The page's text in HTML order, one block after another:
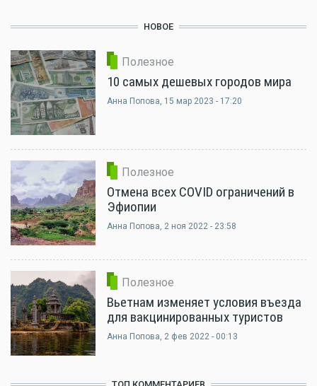
НОВОЕ
Полезное
10 самых дешевых городов мира
Анна Попова, 15 мар 2023 - 17:20
Полезное
Отмена всех COVID ограничений в
Эфиопии
Анна Попова, 2 ноя 2022 - 23:58
Полезное
Вьетнам изменяет условия въезда
для вакцинированных туристов
Анна Попова, 2 фев 2022 - 00:13